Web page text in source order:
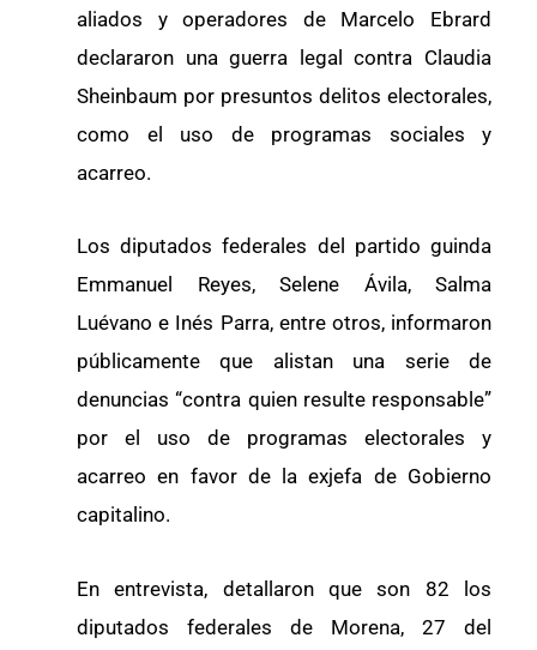
aliados y operadores de Marcelo Ebrard
declararon una guerra legal contra Claudia
Sheinbaum por presuntos delitos electorales,
como el uso de programas sociales y
acarreo.
Los diputados federales del partido guinda
Emmanuel Reyes, Selene Ávila, Salma
Luévano e Inés Parra, entre otros, informaron
públicamente que alistan una serie de
denuncias “contra quien resulte responsable”
por el uso de programas electorales y
acarreo en favor de la exjefa de Gobierno
capitalino.
En entrevista, detallaron que son 82 los
diputados federales de Morena, 27 del